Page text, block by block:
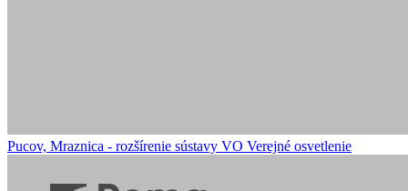
Pucov, Mraznica - rozšírenie sústavy VO Verejné osvetlenie